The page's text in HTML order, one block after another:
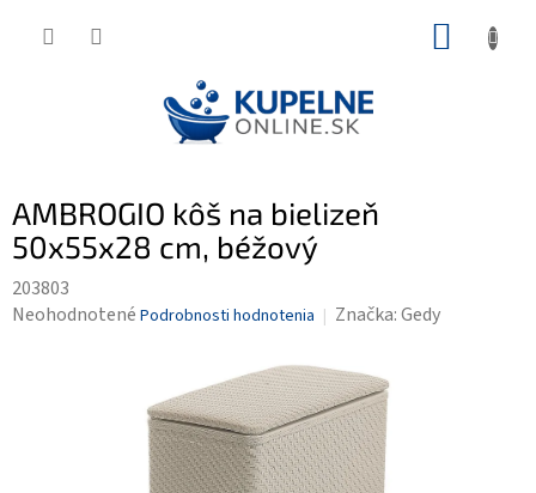
AMBROGIO kôš na bielizeň
50x55x28 cm, béžový
203803
Priemerné
Neohodnotené Podrobnosti hodnotenia Značka:Gedy